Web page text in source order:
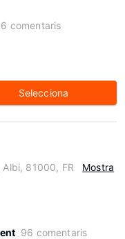
comentaris
Selecciona
Albi, 81000, FR
Mostra
96 comentaris